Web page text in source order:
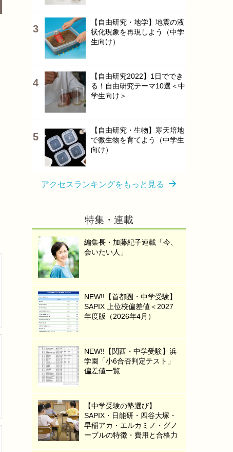
【自由研究・地学】地震の液
状化現象を再現しよう（中学
生向け）
【自由研究2022】1日ででき
る！自由研究テーマ10選＜中
学生向け＞
【自由研究・生物】寒天培地
で微生物を育てよう（中学生
向け）
アクセスランキングをもっと見る
特集・連載
編集長・加藤紀子連載「今、
会いたい人」
NEW!!【首都圏・中学受験】
SAPIX 上位校偏差値＜2027
年度版（2026年4月）
NEW!!【関西・中学受験】浜
学園「小6合否判定テスト」
偏差値一覧
【中学受験の塾選び】
SAPIX・日能研・四谷大塚・
早稲アカ・エルカミノ・グノ
ーブルの特徴・費用と合格力